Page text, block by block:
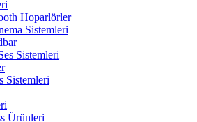
Hoparlörler
Sistemleri
Sistemleri
Sistemleri
Ürünleri